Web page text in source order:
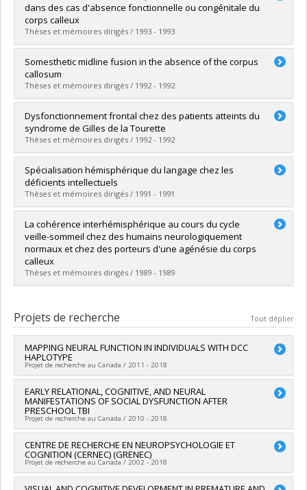
Cycle :Maîtrise
Diplôme obtenu :
Lien vers le document dans Papyrus
dans des cas d'absence fonctionnelle ou congénitale du
corps calleux
Thèses et mémoires dirigés / 1993 - 1993
Diplômé(e) :Chicoine, Anne-Josée
Cycle :Doctorat
Diplôme obtenu :Ph. D.
Lien vers le document dans Papyrus
Somesthetic midline fusion in the absence of the corpus
callosum
Thèses et mémoires dirigés / 1992 - 1992
Diplômé(e) :Schiavetto, Alessandra
Cycle :Maîtrise
Diplôme obtenu :M. Sc.
Lien vers le document dans Papyrus
Dysfonctionnement frontal chez des patients atteints du
syndrome de Gilles de la Tourette
Thèses et mémoires dirigés / 1992 - 1992
Diplômé(e) :Lussier, Francine
Cycle :Doctorat
Diplôme obtenu :Ph. D.
Lien vers le document dans Papyrus
Spécialisation hémisphérique du langage chez les
déficients intellectuels
Thèses et mémoires dirigés / 1991 - 1991
Diplômé(e) :Tosoni, Caroline
Cycle :Maîtrise
Diplôme obtenu :M. Ps.
Lien vers le document dans Papyrus
La cohérence interhémisphérique au cours du cycle
veille-sommeil chez des humains neurologiquement
normaux et chez des porteurs d'une agénésie du corps
calleux
Thèses et mémoires dirigés / 1989 - 1989
Cycle : Maîtrise
Diplôme obtenu :M. Ps.
Lien vers le document dans Papyrus
Projets de recherche Tout déplier
MAPPING NEURAL FUNCTION IN INDIVIDUALS WITH DCC
HAPLOTYPE
Projet de recherche au Canada / 2011 - 2018
Chercheur principal :Marco Leyton,Chawki Benkelfat
Dagher,Ridha Joober,Cecilia Flores
Co-chercheurs :Maryse Lassonde
Théoret
Sources de financement :IRSC/Instituts de recherche en
santé du Canada
Programmes de subvention : PVXX5647-(MOP) Subvention de
fonctionnement incluant les subventions de fonctionnement
EARLY RELATIONAL, COGNITIVE, AND NEURAL
MANIFESTATIONS OF SOCIAL DYSFUNCTION AFTER
PRESCHOOL TBI
Projet de recherche au Canada / 2010 - 2018
Chercheur principal :Miriam Beauchamp
Co-chercheurs :Maryse Lassonde
Gravel
CENTRE DE RECHERCHE EN NEUROPSYCHOLOGIE ET
COGNITION (CERNEC) (GRENEC)
Projet de recherche au Canada / 2002 - 2018